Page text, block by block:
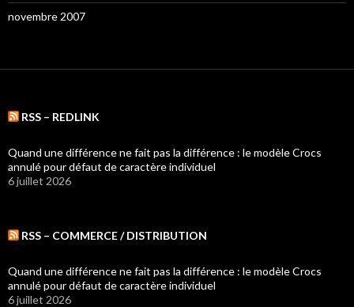
novembre 2007
RSS – REDLINK
Quand une différence ne fait pas la différence : le modèle Crocs
annulé pour défaut de caractère individuel
6 juillet 2026
RSS – COMMERCE / DISTRIBUTION
Quand une différence ne fait pas la différence : le modèle Crocs
annulé pour défaut de caractère individuel
6 juillet 2026